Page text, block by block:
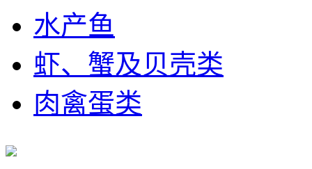
水产鱼
虾、蟹及贝壳类
肉禽蛋类